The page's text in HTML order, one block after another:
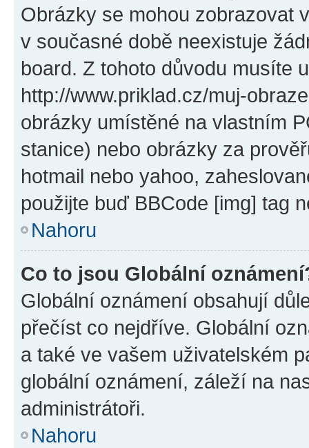
Obrázky se mohou zobrazovat
v současné době neexistuje
board. Z tohoto důvodu musíte
http://www.priklad.cz/muj-
obrázky umístěné na vlastním
stanice) nebo obrázky za
hotmail nebo yahoo,
použijte buď BBCode [img] tag
Nahoru
Co to jsou Globální
Globální oznámení obsahují
přečíst co nejdříve. Globální
a také ve vašem uživatelském
globální oznámení, záleží na
administrátoři.
Nahoru